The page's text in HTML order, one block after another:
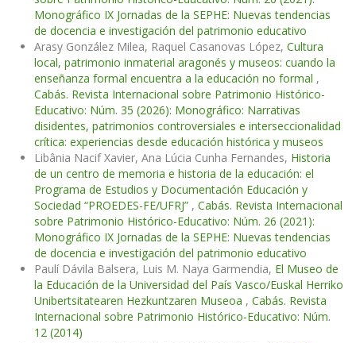
Monográfico IX Jornadas de la SEPHE: Nuevas tendencias
de docencia e investigación del patrimonio educativo
Arasy González Milea, Raquel Casanovas López, Cultura
local, patrimonio inmaterial aragonés y museos: cuando la
enseñanza formal encuentra a la educación no formal ,
Cabás. Revista Internacional sobre Patrimonio Histórico-
Educativo: Núm. 35 (2026): Monográfico: Narrativas
disidentes, patrimonios controversiales e interseccionalidad
crítica: experiencias desde educación histórica y museos
Libânia Nacif Xavier, Ana Lúcia Cunha Fernandes, Historia
de un centro de memoria e historia de la educación: el
Programa de Estudios y Documentación Educación y
Sociedad “PROEDES-FE/UFRJ” , Cabás. Revista Internacional
sobre Patrimonio Histórico-Educativo: Núm. 26 (2021):
Monográfico IX Jornadas de la SEPHE: Nuevas tendencias
de docencia e investigación del patrimonio educativo
Paulí Dávila Balsera, Luis M. Naya Garmendia, El Museo de
la Educación de la Universidad del País Vasco/Euskal Herriko
Unibertsitatearen Hezkuntzaren Museoa , Cabás. Revista
Internacional sobre Patrimonio Histórico-Educativo: Núm.
12 (2014)